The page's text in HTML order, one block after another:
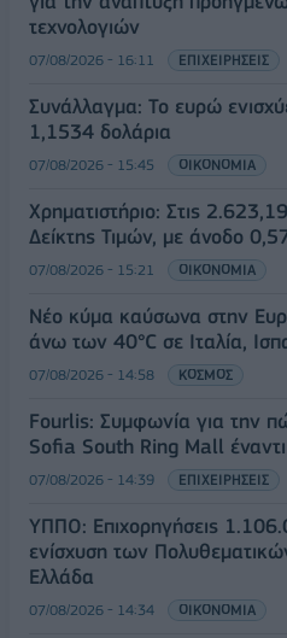
τεχνολογιών
07/08/2026 - 16:11 ΕΠΙΧΕΙΡΗΣΕΙΣ
Συνάλλαγμα: Το ευρώ
1,1534 δολάρια
07/08/2026 - 15:45 ΟΙΚΟΝΟΜΙΑ
Χρηματιστήριο: Στις
Δείκτης Τιμών, με άνοδο
07/08/2026 - 15:21 ΟΙΚΟΝΟΜΙΑ
Νέο κύμα καύσωνα στην
άνω των 40°C σε Ιταλία,
07/08/2026 - 14:58 ΚΟΣΜΟΣ
Fourlis: Συμφωνία για την
Sofia South Ring Mall
07/08/2026 - 14:39 ΕΠΙΧΕΙΡΗΣΕΙΣ
ΥΠΠΟ: Επιχορηγήσεις
ενίσχυση των
Ελλάδα
07/08/2026 - 14:34 ΟΙΚΟΝΟΜΙΑ